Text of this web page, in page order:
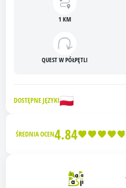
1 KM
QUEST W PÓŁPĘTLI
DOSTĘPNE JĘZYKI🇵🇱
ŚREDNIA OCEN4.84